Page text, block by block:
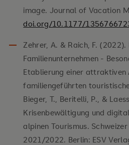
image. Journal of Vacation
doi.org/10.1177/
Zehrer, A. & Raich, F.
Familienunternehmen -
Etablierung einer
familiengeführten
Bieger, T., Beritelli, P., &
Krisenbewältigung und
alpinen Tourismus.
2021/2022. Berlin: ESV